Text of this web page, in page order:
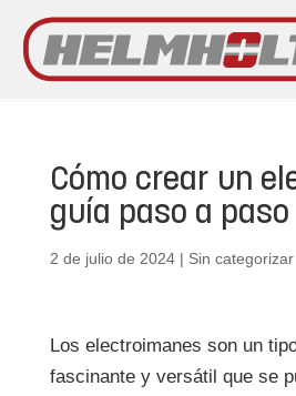
Cómo crear un
guía paso a paso
2 de julio de 2024| Sin categorizar
Los electroimanes son un
fascinante y versátil que se